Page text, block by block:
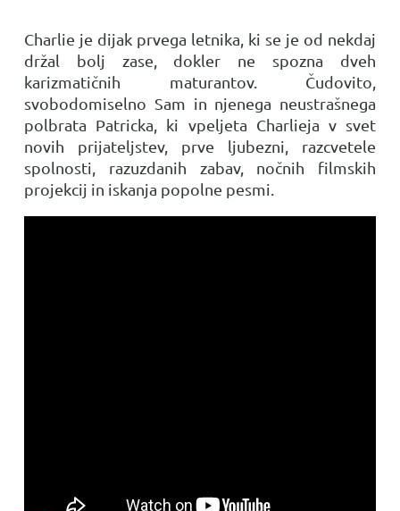
Charlie je dijak prvega letnika, ki se je od nekdaj
držal bolj zase, dokler ne spozna dveh
karizmatičnih maturantov. Čudovito,
svobodomiselno Sam in njenega neustrašnega
polbrata Patricka, ki vpeljeta Charlieja v svet
novih prijateljstev, prve ljubezni, razcvetele
spolnosti, razuzdanih zabav, nočnih filmskih
projekcij in iskanja popolne pesmi.